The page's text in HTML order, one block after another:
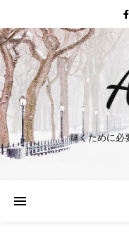
輝くために必